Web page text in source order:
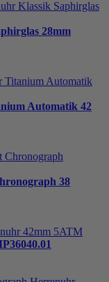
28mm
Automatik 42
38